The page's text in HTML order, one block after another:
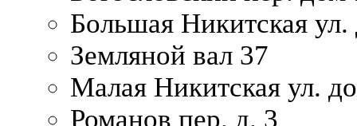
Большая Никитская
Земляной вал 37
Малая Никитская ул.
Романов пер. д. 3